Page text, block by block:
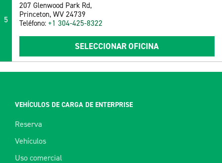
5
207 Glenwood Park Rd,
Princeton, WV 24739
Teléfono: +1 304-425-8322
SELECCIONAR OFICINA
VEHÍCULOS DE CARGA DE ENTERPRISE
Reserva
Vehículos
Uso comercial